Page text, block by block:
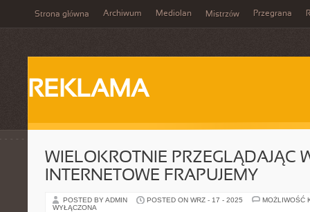
Strona główna Archiwum Mediolan Mistrzów Przegrana
REKLAMA
WIELOKROTNIE PRZEGLĄDAJĄC
INTERNETOWE FRAPUJEMY
POSTED BY ADMIN POSTED ON WRZ - 17 - 2025
MOŻLIWOŚĆ
WYŁĄCZONA